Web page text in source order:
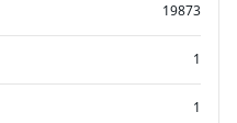
19873